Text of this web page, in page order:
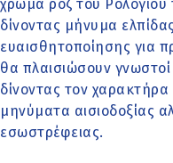
χρώμα ροζ του
δίνοντας μήνυμα
ευαισθητοποίησης για
θα πλαισιώσουν
δίνοντας τον χαρακτήρα
μηνύματα αισιοδοξίας
εσωστρέφειας.